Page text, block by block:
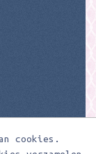
cookies.